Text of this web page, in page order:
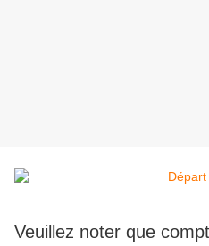
Veuillez noter que